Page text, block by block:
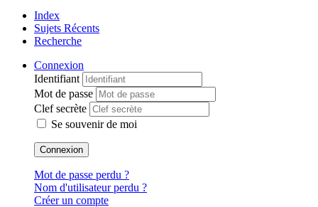
Index
Sujets Récents
Recherche
Connexion
Identifiant
Mot de passe
Clef secrète
Se souvenir de moi
Connexion
Mot de passe perdu ?
Nom d'utilisateur perdu ?
Créer un compte